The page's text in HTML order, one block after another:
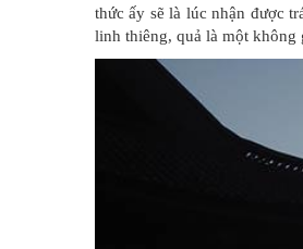
thức ấy sẽ là lúc nhận được
linh thiêng, quả là một không